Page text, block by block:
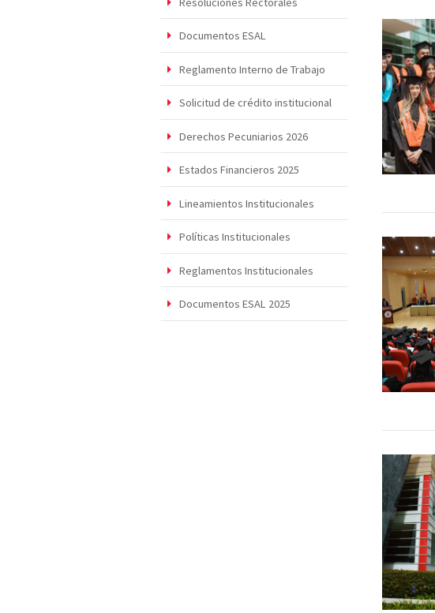
Documentos ESAL
Reglamento Interno de Trabajo
Solicitud de crédito institucional
Derechos Pecuniarios 2026
Estados Financieros 2025
Lineamientos Institucionales
Políticas Institucionales
Reglamentos Institucionales
Documentos ESAL 2025